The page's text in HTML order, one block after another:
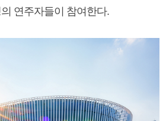
연주자들이 참여한다.